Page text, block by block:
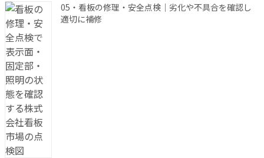
05・看板の修理・安全点検｜劣化や不具合を確認し
適切に補修